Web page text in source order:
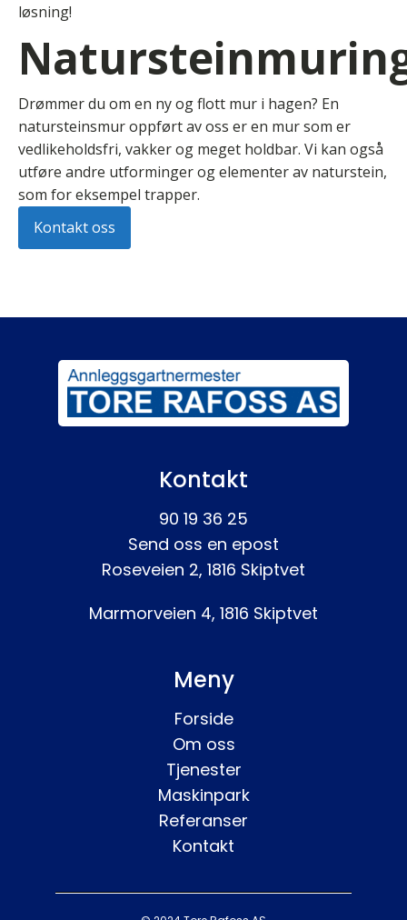
løsning!
Drømmer du om en ny og flott mur i hagen? En
natursteinsmur oppført av oss er en mur som er
vedlikeholdsfri, vakker og meget holdbar. Vi kan også
utføre andre utforminger og elementer av naturstein,
som for eksempel trapper.
Kontakt oss
Kontakt
90 19 36 25
Send oss en epost
Roseveien 2, 1816 Skiptvet
Marmorveien 4, 1816 Skiptvet
Meny
Forside
Om oss
Tjenester
Maskinpark
Referanser
Kontakt